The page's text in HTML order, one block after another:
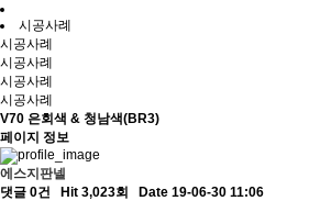
시공사례
시공사례
시공사례
시공사례
시공사례
V70 은회색 & 청남색(BR3)
페이지 정보
에스지판넬
댓글 0건
Hit 3,023회
Date 19-06-30 11:06